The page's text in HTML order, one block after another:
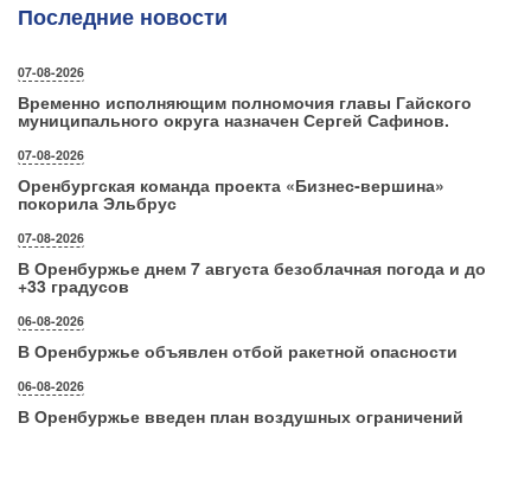
Последние новости
07-08-2026
Временно исполняющим полномочия главы Гайского
муниципального округа назначен Сергей Сафинов.
07-08-2026
Оренбургская команда проекта «Бизнес‑вершина»
покорила Эльбрус
07-08-2026
В Оренбуржье днем 7 августа безоблачная погода и до
+33 градусов
06-08-2026
В Оренбуржье объявлен отбой ракетной опасности
06-08-2026
В Оренбуржье введен план воздушных ограничений